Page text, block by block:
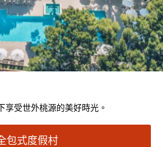
受世外桃源的美好時光。
包式度假村